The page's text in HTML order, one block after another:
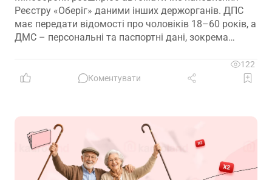
Реєстру «Оберіг» даними інших держорганів. ДПС
має передати відомості про чоловіків 18–60 років, а
ДМС – персональні та паспортні дані, зокрема
122
Коментувати